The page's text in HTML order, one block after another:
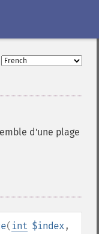
d'une plage
( int $index,